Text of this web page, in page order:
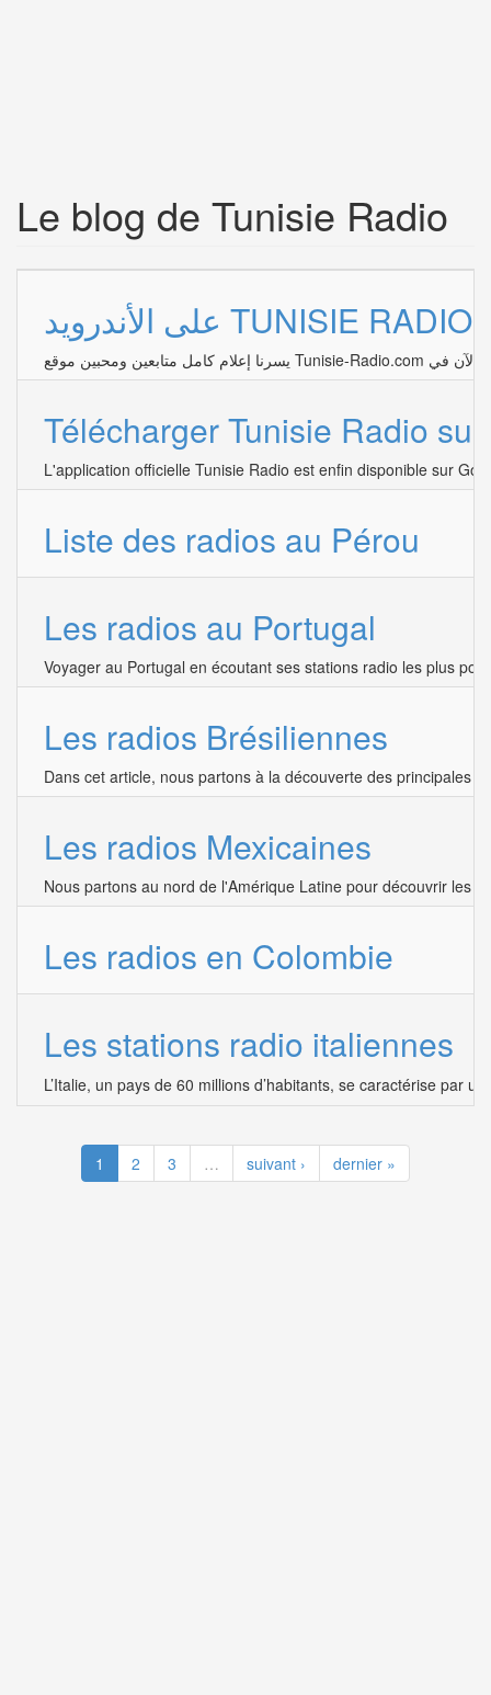
Le blog de Tunisie Radio
Télécharger Tunisie Radio
L'application officielle Tunisie Radio est enfin disponible sur
Liste des radios au Pérou
Les radios au Portugal
Voyager au Portugal en écoutant ses stations radio les plus
Les radios Brésiliennes
Dans cet article, nous partons à la découverte des principales
Les radios Mexicaines
Nous partons au nord de l'Amérique Latine pour découvrir les
Les radios en Colombie
Les stations radio italiennes
L’Italie, un pays de 60 millions d’habitants, se caractérise par
1 2 3 … suivant › dernier »